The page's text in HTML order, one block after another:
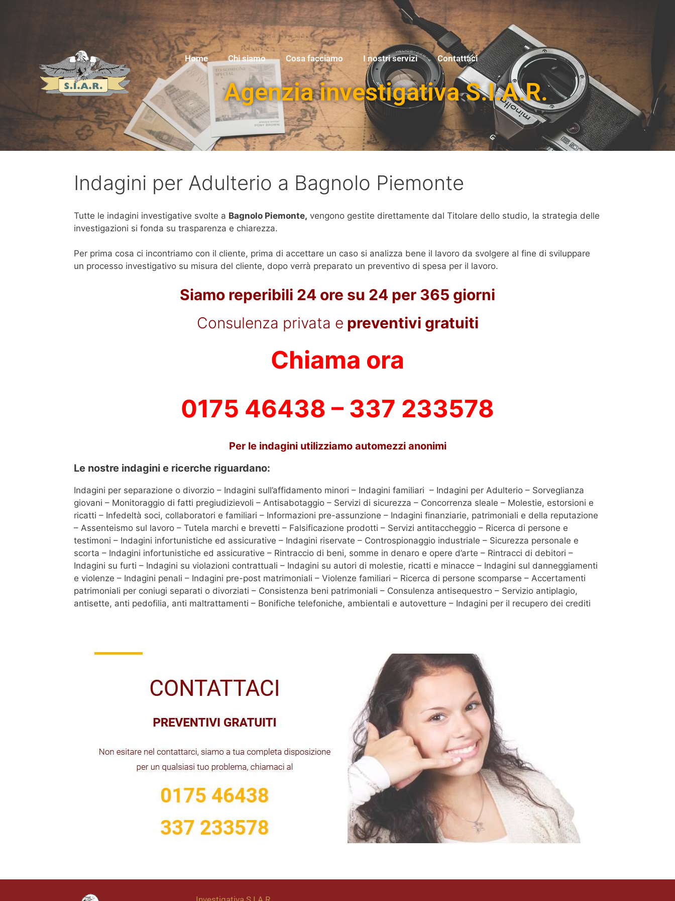
Home Chi siamo Cosa facciamo I nostri servizi Contattaci
Agenzia investigativa S.I.A.R.
Indagini per Adulterio a Bagnolo Piemonte
Tutte le indagini investigative svolte a Bagnolo Piemonte, vengono gestite direttamente dal Titolare dello studio, la strategia delle
investigazioni si fonda su trasparenza e chiarezza.
Per prima cosa ci incontriamo con il cliente, prima di accettare un caso si analizza bene il lavoro da svolgere al fine di sviluppare
un processo investigativo su misura del cliente, dopo verrà preparato un preventivo di spesa per il lavoro.
Siamo reperibili 24 ore su 24 per 365 giorni
Consulenza privata e preventivi gratuiti
Chiama ora
0175 46438 – 337 233578
Per le indagini utilizziamo automezzi anonimi
Le nostre indagini e ricerche riguardano:
Indagini per separazione o divorzio – Indagini sull’affidamento minori – Indagini familiari – Indagini per Adulterio – Sorveglianza
giovani – Monitoraggio di fatti pregiudizievoli – Antisabotaggio – Servizi di sicurezza – Concorrenza sleale – Molestie, estorsioni e
ricatti – Infedeltà soci, collaboratori e familiari – Informazioni pre-assunzione – Indagini finanziarie, patrimoniali e della reputazione
– Assenteismo sul lavoro – Tutela marchi e brevetti – Falsificazione prodotti – Servizi antitaccheggio – Ricerca di persone e
testimoni – Indagini infortunistiche ed assicurative – Indagini riservate – Controspionaggio industriale – Sicurezza personale e
scorta – Indagini infortunistiche ed assicurative – Rintraccio di beni, somme in denaro e opere d’arte – Rintracci di debitori –
Indagini su furti – Indagini su violazioni contrattuali – Indagini su autori di molestie, ricatti e minacce – Indagini sul danneggiamenti
e violenze – Indagini penali – Indagini pre-post matrimoniali – Violenze familiari – Ricerca di persone scomparse – Accertamenti
patrimoniali per coniugi separati o divorziati – Consistenza beni patrimoniali – Consulenza antisequestro – Servizio antiplagio,
antisette, anti pedofilia, anti maltrattamenti – Bonifiche telefoniche, ambientali e autovetture – Indagini per il recupero dei crediti